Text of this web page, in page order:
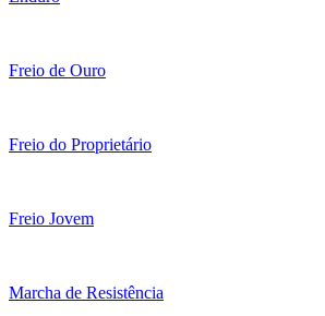
Freio de Ouro
Freio do Proprietário
Freio Jovem
Marcha de Resistência